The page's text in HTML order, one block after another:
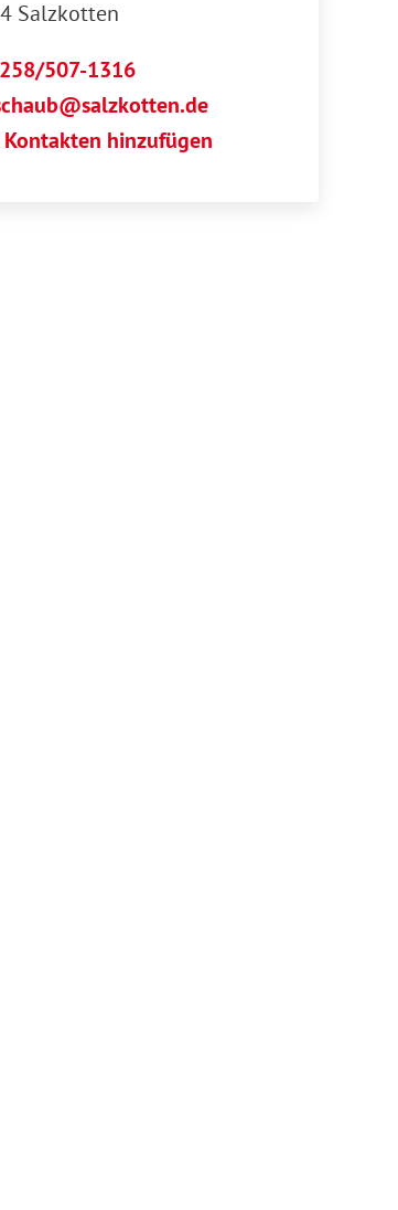
Salzkotten
507-1316
b s lzk tt n d
Kontakten hinzufügen